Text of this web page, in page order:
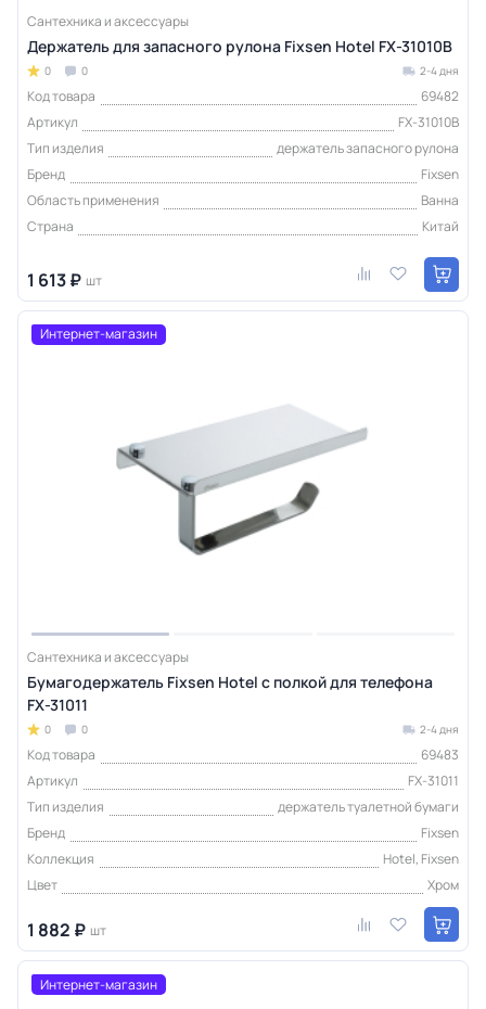
Сантехника и аксессуары
Держатель для запасного рулона Fixsen Hotel FX-31010B
0 0 2-4 дня
Код товара
69482
Артикул
FX-31010B
Тип изделия
держатель запасного рулона
Бренд
Fixsen
Область применения
Ванна
Страна
Китай
1 613 ₽ шт
Интернет-магазин
Сантехника и аксессуары
Бумагодержатель Fixsen Hotel с полкой для телефона
FX-31011
0 0 2-4 дня
Код товара
69483
Артикул
FX-31011
Тип изделия
держатель туалетной бумаги
Бренд
Fixsen
Коллекция
Hotel, Fixsen
Цвет
Хром
1 882 ₽ шт
Интернет-магазин